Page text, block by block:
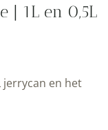
| 1L en 0,5L
jerrycan en het